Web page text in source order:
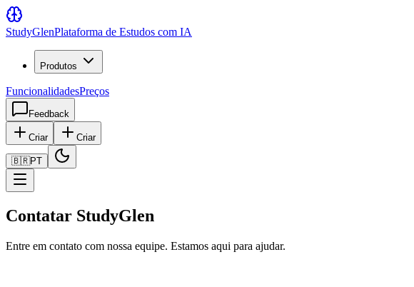
StudyGlenPlataforma de Estudos com IA
Produtos
FuncionalidadesPreços
Feedback
Criar Criar
🇧🇷PT
Contatar StudyGlen
Entre em contato com nossa equipe. Estamos aqui para ajudar.